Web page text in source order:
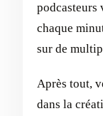
podcasteurs
chaque
sur de
Après tout,
dans la